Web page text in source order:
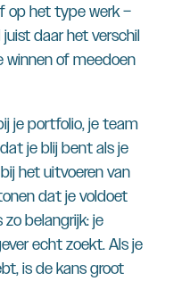
op het type werk –
daar het verschil
of meedoen
je portfolio, je team
je blij bent als je
het uitvoeren van
dat je voldoet
zo belangrijk: je
echt zoekt. Als je
is de kans groot